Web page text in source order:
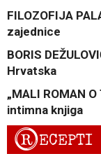
FILOZOFIJA
zajednice
BORIS
Hrvatska
„MALI ROMAN
intimna knjiga
RECEPTI